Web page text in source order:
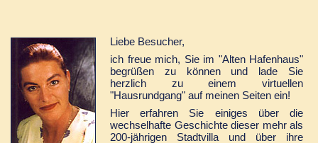
Liebe Besucher,
ich freue mich, Sie im "Alten Hafenhaus"
begrüßen zu können und lade Sie
herzlich zu einem virtuellen
"Hausrundgang" auf meinen Seiten ein!
Hier erfahren Sie einiges über die
wechselhafte Geschichte dieser mehr als
200-jährigen Stadtvilla und über ihre